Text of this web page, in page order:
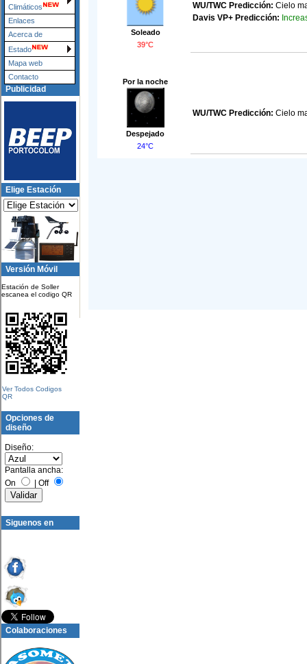
Climáticos
Enlaces
Acerca de
Estado
Mapa web
Contacto
Publicidad
Elige Estación
Versión Móvil
Estación de Soller
escanea el codigo QR
Ver Todos Codigos
QR
Opciones de
diseño
Diseño:
Pantalla ancha:
On
Off
Siguenos en
Colaboraciones
Soleado
39°C
WU/TWC Predicción: Cielo
Davis VP+ Predicción:
Por la noche
Despejado
24°C
WU/TWC Predicción: Cielo